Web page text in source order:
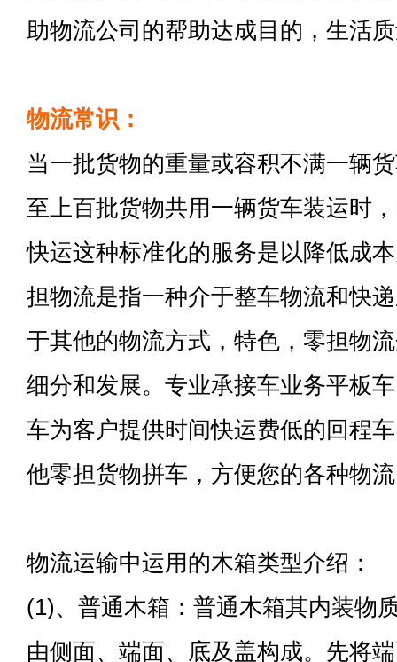
助物流公司的帮助达成目的，生活
物流常识：
当一批货物的重量或容积不满一辆
至上百批货物共用一辆货车装运时
快运这种标准化的服务是以降低成
担物流是指一种介于整车物流和快
于其他的物流方式，特色，零担物
细分和发展。专业承接车业务平板
车为客户提供时间快运费低的回程
他零担货物拼车，方便您的各种物
物流运输中运用的木箱类型介绍：
(1)、普通木箱：普通木箱其内装物
由侧面、端面、底及盖构成。先将